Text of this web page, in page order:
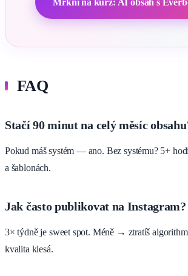
FAQ
Stačí 90 minut na celý měsíc
Pokud máš systém — ano. Bez systému? 5+
a šablonách.
Jak často publikovat na Instagram?
3× týdně je sweet spot. Méně → ztratíš
kvalita klesá.